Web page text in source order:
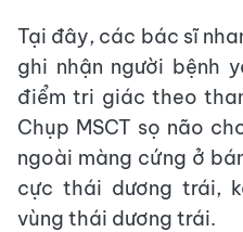
Tại đây, các bác sĩ
ghi nhận người bệnh
điểm tri giác theo
Chụp MSCT sọ não
ngoài màng cứng ở
cực thái dương trái,
vùng thái dương trái.